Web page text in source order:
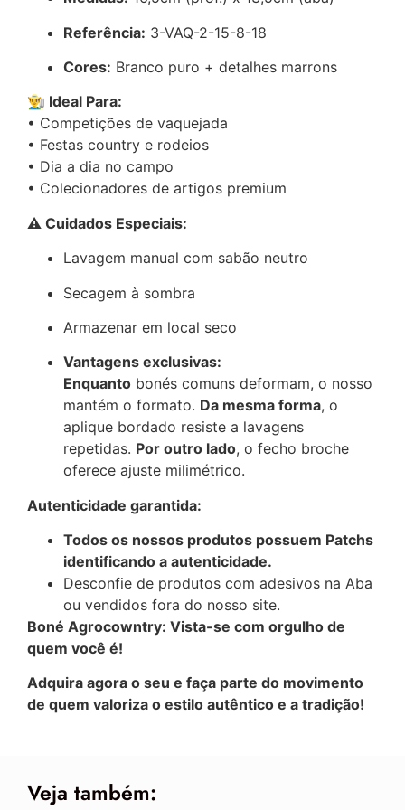
Referência: 3-VAQ-2-15-8-18
Cores: Branco puro + detalhes marrons
👨‍🌾 Ideal Para:
• Competições de vaquejada
• Festas country e rodeios
• Dia a dia no campo
• Colecionadores de artigos premium
⚠ Cuidados Especiais:
Lavagem manual com sabão neutro
Secagem à sombra
Armazenar em local seco
Vantagens exclusivas:
Enquanto bonés comuns deformam, o nosso
mantém o formato. Da mesma forma, o
aplique bordado resiste a lavagens
repetidas. Por outro lado, o fecho broche
oferece ajuste milimétrico.
Autenticidade garantida:
Todos os nossos produtos possuem Patchs
identificando a autenticidade.
Desconfie de produtos com adesivos na Aba
ou vendidos fora do nosso site.
Boné Agrocowntry: Vista-se com orgulho de
quem você é!
Adquira agora o seu e faça parte do movimento
de quem valoriza o estilo autêntico e a tradição!
Veja também: